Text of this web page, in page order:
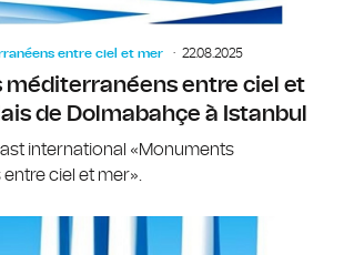
entre ciel et mer 22.08.2025
méditerranéens entre ciel et
de Dolmabahçe à Istanbul
international «Monuments
ciel et mer».